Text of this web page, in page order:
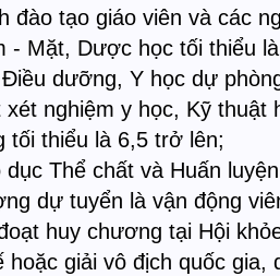
đào tạo giáo viên và các
- Mặt, Dược học tối thiểu
dưỡng, Y học dự
xét nghiệm y học, Kỹ thuật
tối thiểu là 6,5 trở lên;
Thể chất và Huấn
dự tuyển là vận động
huy chương tại Hội
hoặc giải vô địch quốc gia,